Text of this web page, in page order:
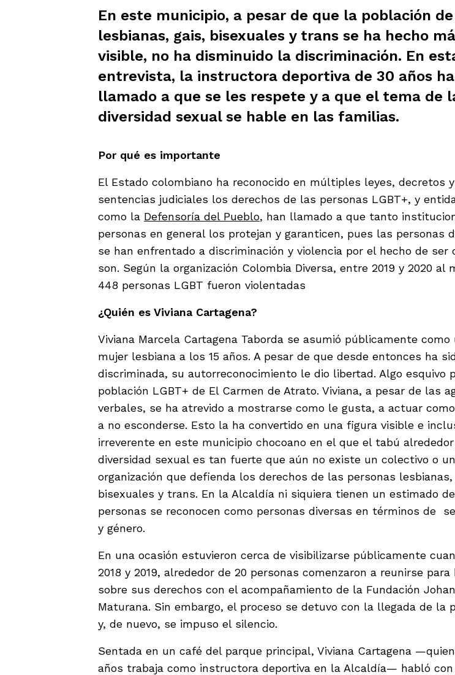
En este municipio, a pesar de que la población de
lesbianas, gais, bisexuales y trans se ha hecho
visible, no ha disminuido la discriminación. En
entrevista, la instructora deportiva de 30 años
llamado a que se les respete y a que el tema de
diversidad sexual se hable en las familias.
Por qué es importante
El Estado colombiano ha reconocido en múltiples leyes, decretos y
sentencias judiciales los derechos de las personas LGBT+, y
como la Defensoría del Pueblo, han llamado a que tanto
personas en general los protejan y garanticen, pues las personas
se han enfrentado a discriminación y violencia por el hecho de ser
son. Según la organización Colombia Diversa, entre 2019 y 2020 al
448 personas LGBT fueron violentadas
¿Quién es Viviana Cartagena?
Viviana Marcela Cartagena Taborda se asumió públicamente como
mujer lesbiana a los 15 años. A pesar de que desde entonces ha
discriminada, su autorreconocimiento le dio libertad. Algo esquivo
población LGBT+ de El Carmen de Atrato. Viviana, a pesar de las
verbales, se ha atrevido a mostrarse como le gusta, a actuar
a no esconderse. Esto la ha convertido en una figura visible e
irreverente en este municipio chocoano en el que el tabú
diversidad sexual es tan fuerte que aún no existe un colectivo o
organización que defienda los derechos de las personas lesbianas,
bisexuales y trans. En la Alcaldía ni siquiera tienen un estimado
personas se reconocen como personas diversas en términos de
y género.
En una ocasión estuvieron cerca de visibilizarse públicamente
2018 y 2019, alrededor de 20 personas comenzaron a reunirse para
sobre sus derechos con el acompañamiento de la Fundación
Maturana. Sin embargo, el proceso se detuvo con la llegada de la
y, de nuevo, se impuso el silencio.
Sentada en un café del parque principal, Viviana Cartagena
años trabaja como instructora deportiva en la Alcaldía— habló con